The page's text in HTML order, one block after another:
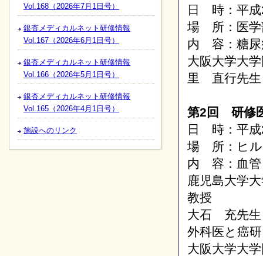
Vol.168（2026年7月1日号）
銀杏メディカルネット研修情報
Vol.167（2026年6月1日号）
銀杏メディカルネット研修情報
Vol.166（2026年5月1日号）
銀杏メディカルネット研修情報
Vol.165（2026年4月1日号）
施設へのリンク
日 時：平成
場 所：医学
内 容：糖尿
大阪大学大
里 直行先生
第2回 研修
日 時：平成
場 所：ヒル
内 容：血管
鹿児島大学
教授
大石 充先生
外科医と癌
大阪大学大